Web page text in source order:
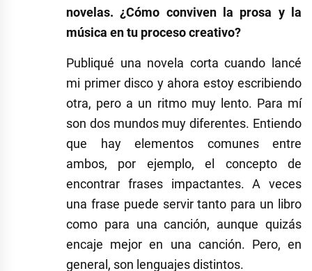
novelas. ¿Cómo conviven la prosa y la
música en tu proceso creativo?
Publiqué una novela corta cuando lancé
mi primer disco y ahora estoy escribiendo
otra, pero a un ritmo muy lento. Para mí
son dos mundos muy diferentes. Entiendo
que hay elementos comunes entre
ambos, por ejemplo, el concepto de
encontrar frases impactantes. A veces
una frase puede servir tanto para un libro
como para una canción, aunque quizás
encaje mejor en una canción. Pero, en
general, son lenguajes distintos.